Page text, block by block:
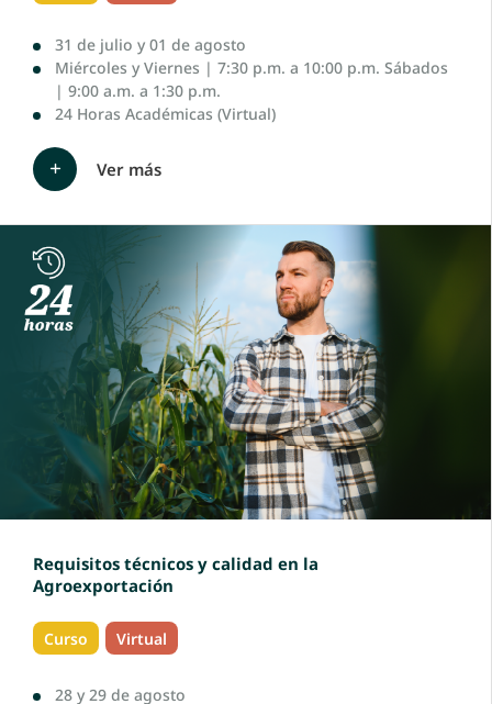
31 de julio y 01 de agosto
Miércoles y Viernes | 7:30 p.m. a 10:00 p.m. Sábados
| 9:00 a.m. a 1:30 p.m.
24 Horas Académicas (Virtual)
Ver más
Requisitos técnicos y calidad en la
Agroexportación
Curso Virtual
28 y 29 de agosto